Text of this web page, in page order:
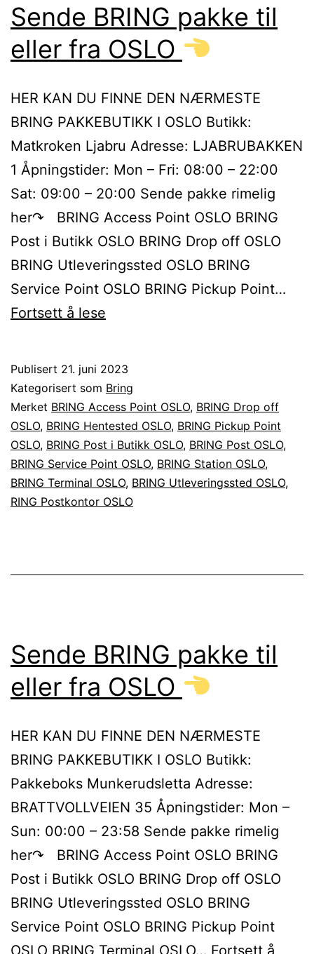
Sende BRING pakke til
eller fra OSLO
HER KAN DU FINNE DEN NÆRMESTE
BRING PAKKEBUTIKK I OSLO Butikk:
Matkroken Ljabru Adresse: LJABRUBAKKEN
1 Åpningstider: Mon – Fri: 08:00 – 22:00
Sat: 09:00 – 20:00 Sende pakke rimelig
her↷ BRING Access Point OSLO BRING
Post i Butikk OSLO BRING Drop off OSLO
BRING Utleveringssted OSLO BRING
Service Point OSLO BRING Pickup Point…
Fortsett å lese
til
eller
fra
OSLO
Publisert 21. juni 2023
Kategorisert som Bring
Merket BRING Access Point OSLO, BRING Drop off
OSLO, BRING Hentested OSLO, BRING Pickup Point
OSLO, BRING Post i Butikk OSLO, BRING Post OSLO,
BRING Service Point OSLO, BRING Station OSLO,
BRING Terminal OSLO, BRING Utleveringssted OSLO,
RING Postkontor OSLO
Sende BRING pakke til
eller fra OSLO
HER KAN DU FINNE DEN NÆRMESTE
BRING PAKKEBUTIKK I OSLO Butikk:
Pakkeboks Munkerudsletta Adresse:
BRATTVOLLVEIEN 35 Åpningstider: Mon –
Sun: 00:00 – 23:58 Sende pakke rimelig
her↷ BRING Access Point OSLO BRING
Post i Butikk OSLO BRING Drop off OSLO
BRING Utleveringssted OSLO BRING
Service Point OSLO BRING Pickup Point
OSLO BRING Terminal OSLO… Fortsett å